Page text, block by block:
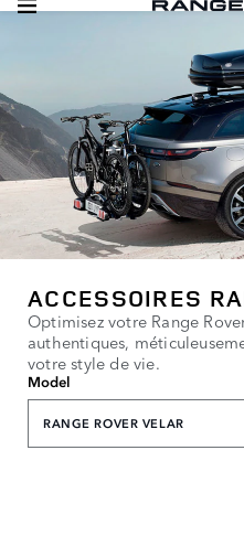
ACCESSOIRES
Optimisez votre Range
authentiques,
votre style de vie.
Model
RANGE ROVER VELAR